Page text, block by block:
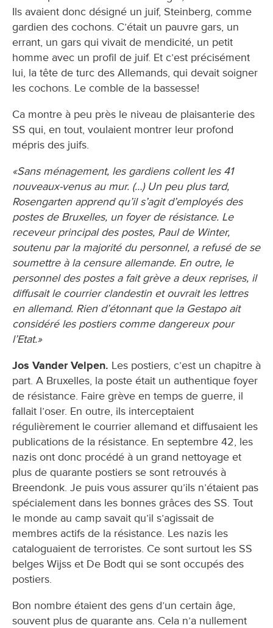
Ils avaient donc désigné un juif, Steinberg, comme
gardien des cochons. C’était un pauvre gars, un
errant, un gars qui vivait de mendicité, un petit
homme avec un profil de juif. Et c’est précisément
lui, la tête de turc des Allemands, qui devait soigner
les cochons. Le comble de la bassesse!
Ca montre à peu près le niveau de plaisanterie des
SS qui, en tout, voulaient montrer leur profond
mépris des juifs.
«Sans ménagement, les gardiens collent les 41
nouveaux-venus au mur. (…) Un peu plus tard,
Rosengarten apprend qu’il s’agit d’employés des
postes de Bruxelles, un foyer de résistance. Le
receveur principal des postes, Paul de Winter,
soutenu par la majorité du personnel, a refusé de se
soumettre à la censure allemande. En outre, le
personnel des postes a fait grève a deux reprises, il
diffusait le courrier clandestin et ouvrait les lettres
en allemand. Rien d’étonnant que la Gestapo ait
considéré les postiers comme dangereux pour
l’Etat.»
Jos Vander Velpen. Les postiers, c’est un chapitre à
part. A Bruxelles, la poste était un authentique foyer
de résistance. Faire grève en temps de guerre, il
fallait l’oser. En outre, ils interceptaient
régulièrement le courrier allemand et diffusaient les
publications de la résistance. En septembre 42, les
nazis ont donc procédé à un grand nettoyage et
plus de quarante postiers se sont retrouvés à
Breendonk. Je puis vous assurer qu’ils n’étaient pas
spécialement dans les bonnes grâces des SS. Tout
le monde au camp savait qu’il s’agissait de
membres actifs de la résistance. Les nazis les
cataloguaient de terroristes. Ce sont surtout les SS
belges Wijss et De Bodt qui se sont occupés des
postiers.
Bon nombre étaient des gens d’un certain âge,
souvent plus de quarante ans. Cela n’a nullement